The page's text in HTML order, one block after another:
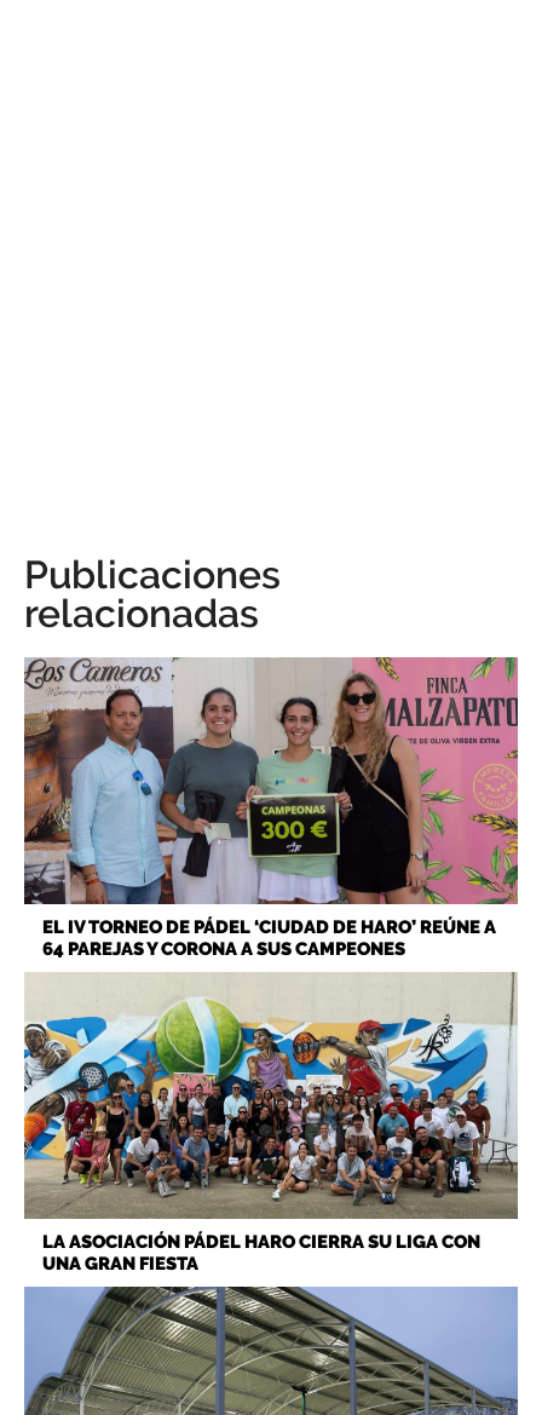
Publicaciones
relacionadas
EL IV TORNEO DE PÁDEL ‘CIUDAD DE HARO’ REÚNE A
64 PAREJAS Y CORONA A SUS CAMPEONES
LA ASOCIACIÓN PÁDEL HARO CIERRA SU LIGA CON
UNA GRAN FIESTA